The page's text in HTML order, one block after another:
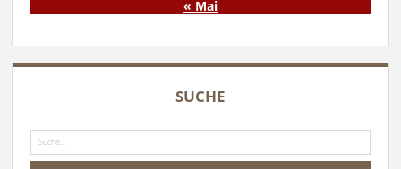
« Mai
SUCHE
Suche